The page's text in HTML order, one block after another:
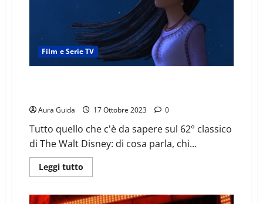
Film e Serie TV
Aura Guida 17 Ottobre 2023 0
Tutto quello che c'è da sapere sul 62° classico
di The Walt Disney: di cosa parla, chi...
Leggi tutto